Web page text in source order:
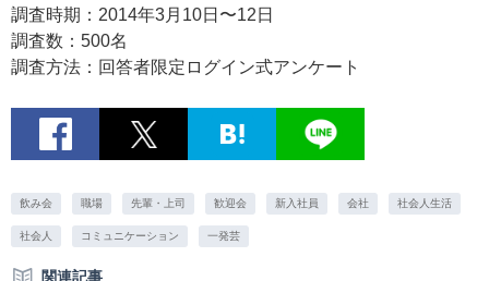
調査時期：2014年3月10日〜12日
調査数：500名
調査方法：回答者限定ログイン式アンケート
飲み会 職場 先輩・上司 歓迎会 新入社員 会社 社会人生活
社会人 コミュニケーション 一発芸
関連記事